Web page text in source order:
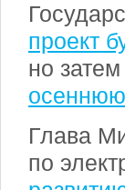
проект
но
Глава
по